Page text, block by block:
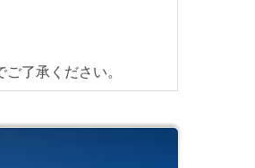
了承ください。